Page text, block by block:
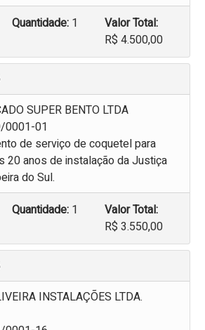
Quantidade: 1
Valor Total:
R$ 4.500,00
SUPER BENTO LTDA
0001-01
de serviço de coquetel para
20 anos de instalação da Justiça
do Sul.
Quantidade: 1
Valor Total:
R$ 3.550,00
INSTALAÇÕES LTDA.